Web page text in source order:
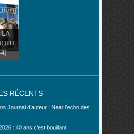
LA
RÉCENTS
Journal d’auteur : Near l’echo des
: 40 ans c’est bouillant